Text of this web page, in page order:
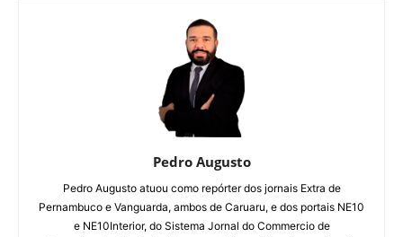
Pedro Augusto
Pedro Augusto atuou como repórter dos jornais Extra de
Pernambuco e Vanguarda, ambos de Caruaru, e dos portais NE10
e NE10Interior, do Sistema Jornal do Commercio de